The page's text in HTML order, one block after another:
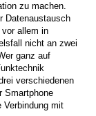
zu machen.
Datenaustausch
allem in
nicht an zwei
ganz auf
verschiedenen
Smartphone
Verbindung mit